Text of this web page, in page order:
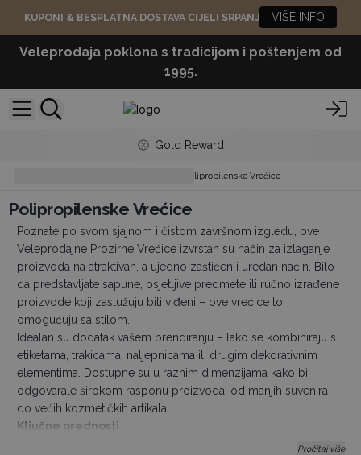
KUPONI & BESPLATNA DOSTAVA CIJELI SRPANJ VIŠE INFO
Veleprodaja poklona s tradicijom i poštenjem od
1995.
Gold Reward
Polipropilenske Vrećice
Polipropilenske Vrećice
Poznate po svom sjajnom i čistom završnom izgledu, ove
Veleprodajne Prozirne Vrećice izvrstan su način za izlaganje
proizvoda na atraktivan, a ujedno zaštićen i uredan način. Bilo
da predstavljate sapune, osjetljive predmete ili ručno izrađene
proizvode koji zaslužuju biti viđeni – ove vrećice to
omogućuju sa stilom.
Idealan su dodatak vašem brendiranju – lako se kombiniraju s
etiketama, trakicama, naljepnicama ili drugim dekorativnim
elementima. Dostupne su u raznim dimenzijama kako bi
odgovarale širokom rasponu proizvoda, od manjih suvenira
do većih kozmetičkih artikala.
Ključne prednosti:
Pročitaj više